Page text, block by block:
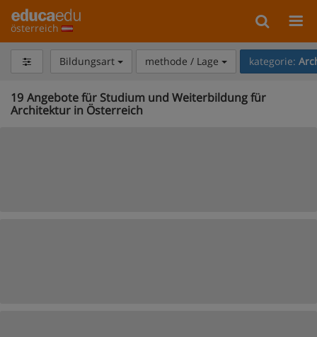
österreich
Bildungsart methode / Lage kategorie:
19 Angebote für Studium und Weiterbildung für
Architektur in Österreich